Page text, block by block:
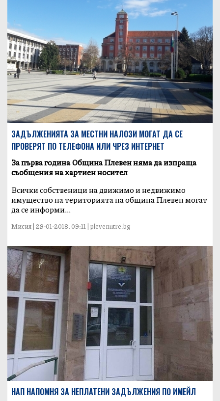
ЗАДЪЛЖЕНИЯТА ЗА МЕСТНИ НАЛОЗИ МОГАТ ДА СЕ
ПРОВЕРЯТ ПО ТЕЛЕФОНА ИЛИ ЧРЕЗ ИНТЕРНЕТ
За първа година Община Плевен няма да изпраща
съобщения на хартиен носител
Всички собственици на движимо и недвижимо
имущество на територията на община Плевен могат
да се информи...
Мисия | 29-01-2018, 09:11 | plevenutre.bg
НАП НАПОМНЯ ЗА НЕПЛАТЕНИ ЗАДЪЛЖЕНИЯ ПО ИМЕЙЛ